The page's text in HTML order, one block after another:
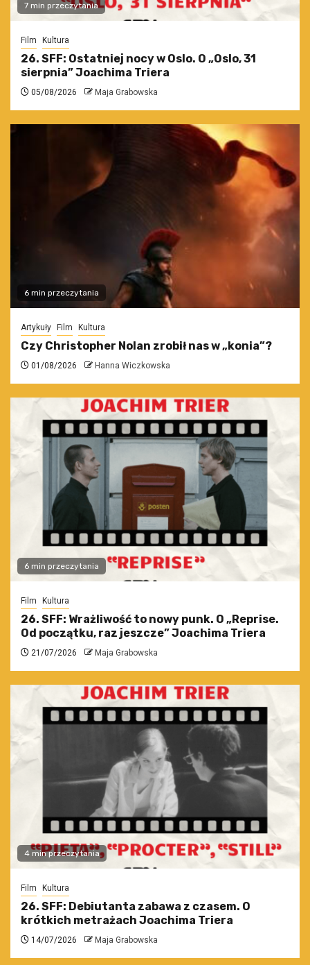
7 min przeczytania
Film Kultura
26. SFF: Ostatniej nocy w Oslo. O „Oslo, 31
sierpnia” Joachima Triera
05/08/2026 Maja Grabowska
6 min przeczytania
Artykuły Film Kultura
Czy Christopher Nolan zrobił nas w „konia”?
01/08/2026 Hanna Wiczkowska
6 min przeczytania
Film Kultura
26. SFF: Wrażliwość to nowy punk. O „Reprise.
Od początku, raz jeszcze” Joachima Triera
21/07/2026 Maja Grabowska
4 min przeczytania
Film Kultura
26. SFF: Debiutanta zabawa z czasem. O
krótkich metrażach Joachima Triera
14/07/2026 Maja Grabowska